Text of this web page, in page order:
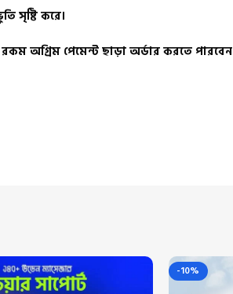
সৃষ্টি করে।
অগ্রিম পেমেন্ট ছাড়া অর্ডার করতে
-10%